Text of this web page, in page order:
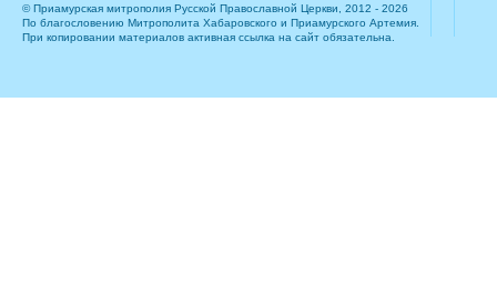
© Приамурская митрополия Русской Православной Церкви, 2012 - 2026
По благословению Митрополита Хабаровского и Приамурского Артемия.
При копировании материалов активная ссылка на сайт обязательна.